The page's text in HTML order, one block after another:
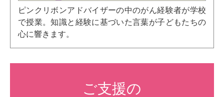
ピンクリボンアドバイザーの中のがん経験者が学校
で授業。知識と経験に基づいた言葉が子どもたちの
心に響きます。
ご支援の